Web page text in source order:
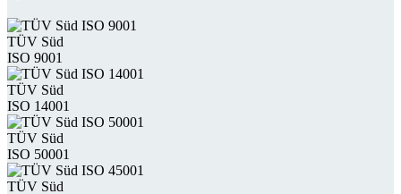
TÜV Süd
ISO 9001
TÜV Süd
ISO 14001
TÜV Süd
ISO 50001
TÜV Süd